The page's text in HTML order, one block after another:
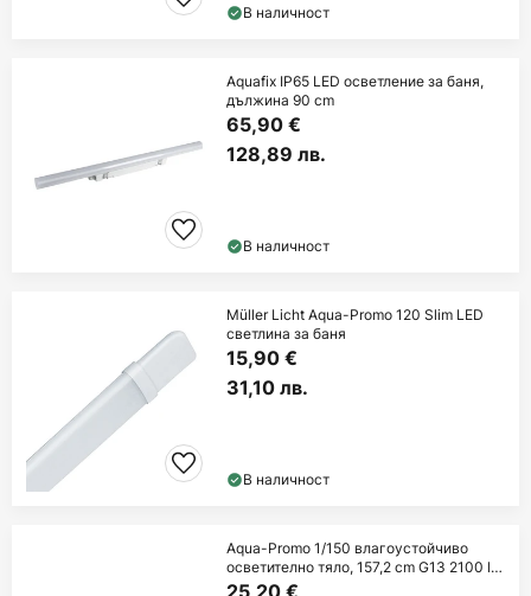
В наличност
Aquafix IP65 LED осветление за баня,
дължина 90 cm
65,90 €
128,89 лв.
В наличност
Müller Licht Aqua-Promo 120 Slim LED
светлина за баня
15,90 €
31,10 лв.
В наличност
Aqua-Promo 1/150 влагоустойчиво
осветително тяло, 157,2 cm G13 2100 lm
840